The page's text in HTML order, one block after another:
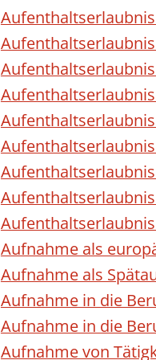
Aufnahme als
Aufnahme als
Aufnahme in die
Aufnahme in die
Aufnahme von